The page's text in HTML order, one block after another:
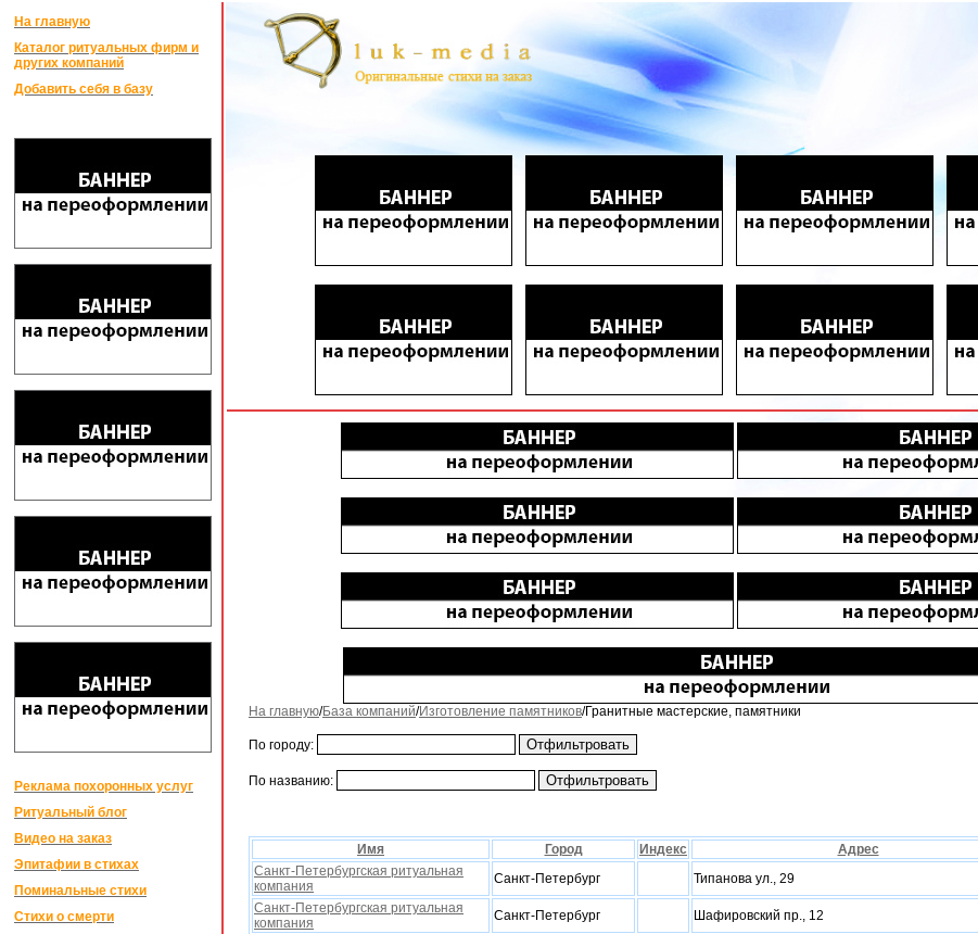
На главную
Каталог ритуальных фирм и
других компаний
Добавить себя в базу
Реклама похоронных услуг
Ритуальный блог
Видео на заказ
Эпитафии в стихах
Поминальные стихи
Стихи о смерти
На главную/База компаний/Изготовление памятников/Гранитные мастерские, памятники
По городу:
По названию:
Имя Город Индекс Адрес
Санкт-Петербургская ритуальная
компания
Санкт-Петербург Типанова ул., 29
Санкт-Петербургская ритуальная
компания
Санкт-Петербург Шафировский пр., 12